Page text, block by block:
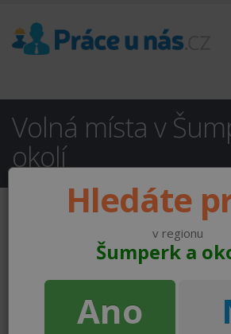
Volná místa v
okolí
Hledáte
v regionu
Šumperk a
Ano